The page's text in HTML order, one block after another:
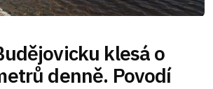
klesá o
denně. Povodí